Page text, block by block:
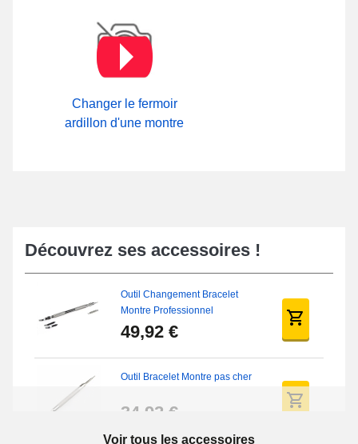
Changer le fermoir
ardillon d'une montre
Découvrez ses accessoires !
Outil Changement Bracelet
Montre Professionnel
49,92 €
Outil Bracelet Montre pas cher
34,92 €
Voir tous les accessoires